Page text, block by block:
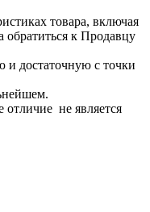
товара, включая
обратиться к Продавцу
и достаточную с точки
не является